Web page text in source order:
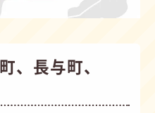
、長与町、